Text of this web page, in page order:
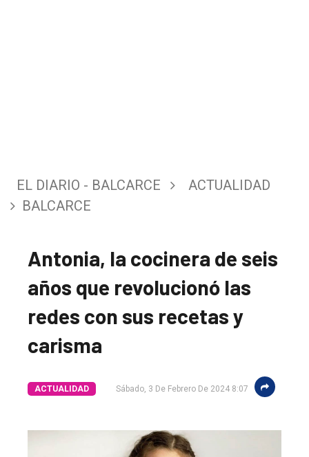
EL DIARIO - BALCARCE
ACTUALIDAD
BALCARCE
Antonia, la cocinera de seis
años que revolucionó las
redes con sus recetas y
carisma
ACTUALIDAD Sábado, 3 De Febrero De 2024 8:07